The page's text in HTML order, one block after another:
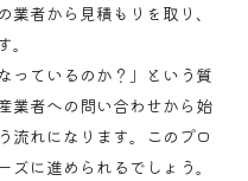
者から見積もりを取り、
っているのか？」という質
業者への問い合わせから始
流れになります。このプロ
に進められるでしょう。